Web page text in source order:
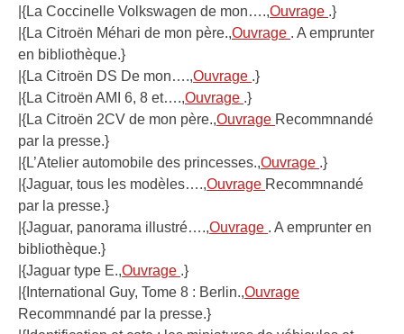
|{La Coccinelle Volkswagen de mon….,Ouvrage .}
|{La Citroën Méhari de mon père.,Ouvrage . A emprunter
en bibliothèque.}
|{La Citroën DS De mon….,Ouvrage .}
|{La Citroën AMI 6, 8 et….,Ouvrage .}
|{La Citroën 2CV de mon père.,Ouvrage Recommnandé
par la presse.}
|{L’Atelier automobile des princesses.,Ouvrage .}
|{Jaguar, tous les modèles….,Ouvrage Recommnandé
par la presse.}
|{Jaguar, panorama illustré….,Ouvrage . A emprunter en
bibliothèque.}
|{Jaguar type E.,Ouvrage .}
|{International Guy, Tome 8 : Berlin.,Ouvrage
Recommnandé par la presse.}